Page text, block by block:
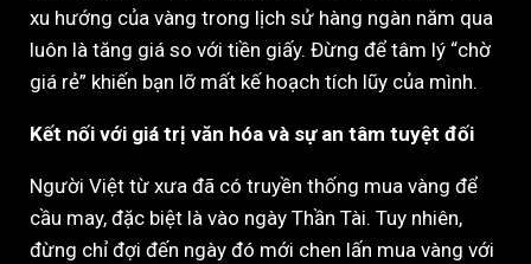
xu hướng của vàng trong lịch sử hàng ngàn năm qua
luôn là tăng giá so với tiền giấy. Đừng để tâm lý “chờ
giá rẻ” khiến bạn lỡ mất kế hoạch tích lũy của mình.
Kết nối với giá trị văn hóa và sự an tâm tuyệt đối
Người Việt từ xưa đã có truyền thống mua vàng để
cầu may, đặc biệt là vào ngày Thần Tài. Tuy nhiên,
đừng chỉ đợi đến ngày đó mới chen lấn mua vàng với